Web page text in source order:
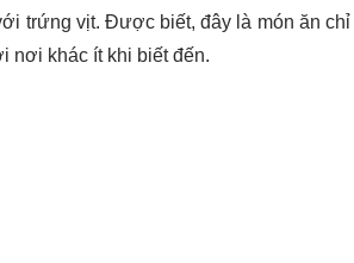
trứng vịt. Được biết, đây là món ăn
nơi khác ít khi biết đến.